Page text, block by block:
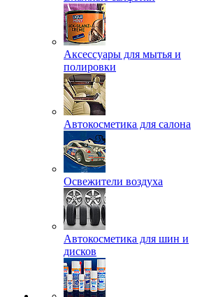
Аксессуары для мытья и
полировки
Автокосметика для салона
Освежители воздуха
Автокосметика для шин и
дисков